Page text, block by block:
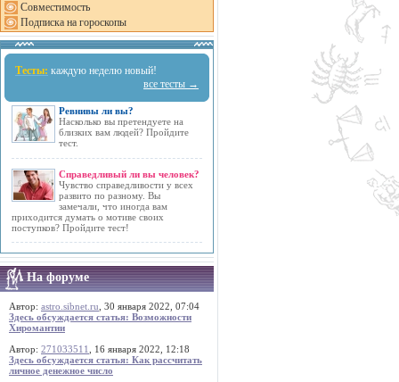
Совместимость
Подписка на гороскопы
Тесты: каждую неделю новый!
все тесты →
Ревнивы ли вы?
Насколько вы претендуете на
близких вам людей? Пройдите
тест.
Справедливый ли вы человек?
Чувство справедливости у всех
развито по разному. Вы
замечали, что иногда вам
приходится думать о мотиве своих
поступков? Пройдите тест!
На форуме
Автор: astro.sibnet.ru , 30 января 2022, 07:04
Здесь обсуждается статья: Возможности
Хиромантии
Автор: 271033511
, 16 января 2022, 12:18
Здесь обсуждается статья: Как рассчитать
личное денежное число